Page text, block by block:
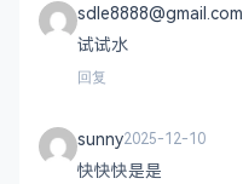
sdle8888@gmail.com
试试水
回复
sunny2025-12-10
快快快是是